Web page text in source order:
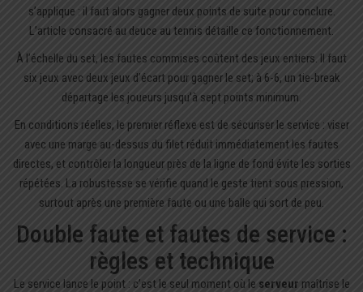
s’applique : il faut alors gagner deux points de suite pour conclure.
L’article consacré au deuce au tennis détaille ce fonctionnement.
À l’échelle du set, les fautes commises coûtent des jeux entiers. Il faut
six jeux avec deux jeux d’écart pour gagner le set; à 6-6, un tie-break
départage les joueurs jusqu’à sept points minimum.
En conditions réelles, le premier réflexe est de sécuriser le service : viser
avec une marge au-dessus du filet réduit immédiatement les fautes
directes, et contrôler la longueur près de la ligne de fond évite les sorties
répétées. La robustesse se vérifie quand le geste tient sous pression,
surtout après une première faute ou une balle qui sort de peu.
Double faute et fautes de service :
règles et technique
Le service lance le point : c’est le seul moment où le serveur maîtrise le